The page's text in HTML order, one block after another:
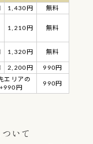
1,430円
無料
1,210円 無料
1,320円 無料
2,200円
990円
エリアの
円
990円
いて